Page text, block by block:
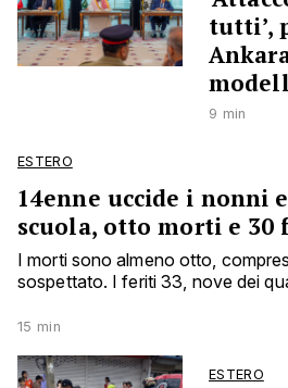
tutti’,
9 min
ESTERO
14enne uccide i nonni
scuola, otto morti e 30
I morti sono almeno otto,
sospettato. I feriti 33, nove dei
15 min
ESTERO